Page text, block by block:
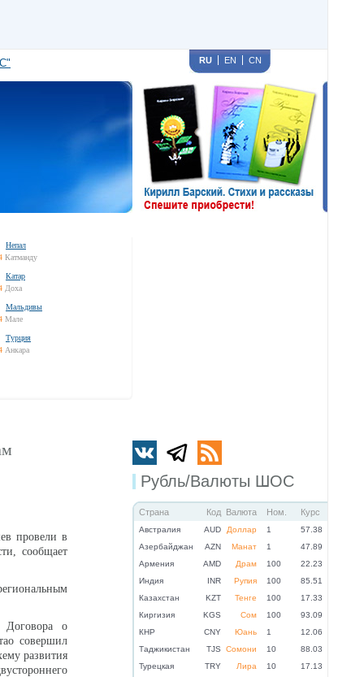
RU EN CN
Непал
Катманду
Катар
Доха
Мальдивы
Мале
Турция
Анкара
Рубль/Валюты ШОС
Страна Код Валюта Ном. Курс
Австралия AUD Доллар 1
57.38
Азербайджан
AZN Манат 1
47.89
Армения
AMD Драм 100
22.23
Индия
INR Рупия 100
85.51
Казахстан
KZT Тенге 100
17.33
Киргизия
KGS Сом 100
93.09
КНР
CNY Юань 1
12.06
Таджикистан
TJS Сомони 10
88.03
Турецкая
TRY Лира 10
17.13
провели в
сообщает
Договора о
совершил
развития